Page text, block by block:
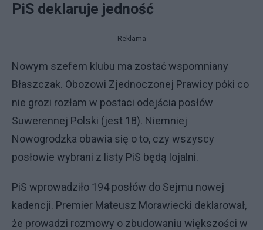
PiS deklaruje jedność
Reklama
Nowym szefem klubu ma zostać wspomniany
Błaszczak. Obozowi Zjednoczonej Prawicy póki co
nie grozi rozłam w postaci odejścia posłów
Suwerennej Polski (jest 18). Niemniej
Nowogrodzka obawia się o to, czy wszyscy
posłowie wybrani z listy PiS będą lojalni.
PiS wprowadziło 194 posłów do Sejmu nowej
kadencji. Premier Mateusz Morawiecki deklarował,
że prowadzi rozmowy o zbudowaniu większości w